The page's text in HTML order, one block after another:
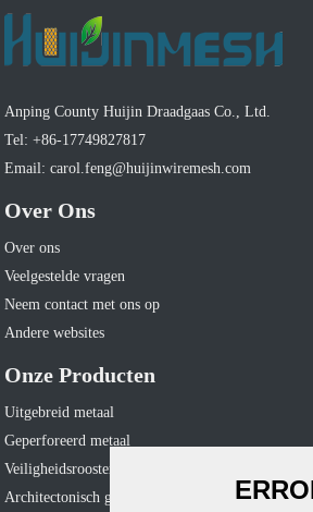
Anping County Huijin Draadgaas Co., Ltd.
Tel: +86-17749827817
Email: carol.feng@huijinwiremesh.com
Over Ons
Over ons
Veelgestelde vragen
Neem contact met ons op
Andere websites
Onze Producten
Uitgebreid metaal
Geperforeerd metaal
Veiligheidsrooster
Architectonisch gaas